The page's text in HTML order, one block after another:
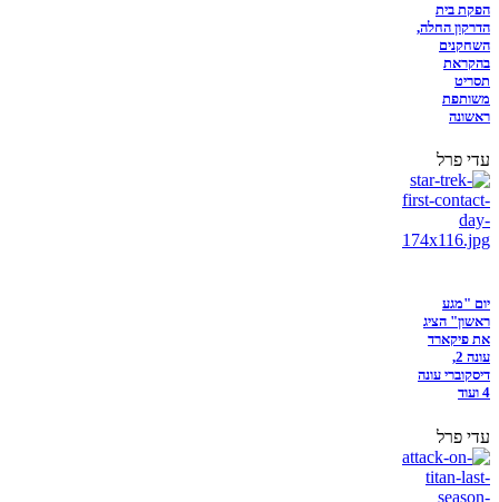
הפקת בית
הדרקון החלה,
השחקנים
בהקראת
תסריט
משותפת
ראשונה
עדי פרל
יום "מגע
ראשון" הציג
את פיקארד
עונה 2,
דיסקוברי עונה
4 ועוד
עדי פרל